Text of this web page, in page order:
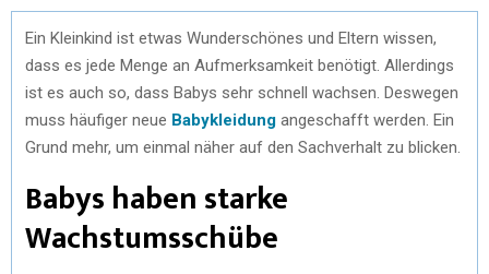
Ein Kleinkind ist etwas Wunderschönes und Eltern wissen,
dass es jede Menge an Aufmerksamkeit benötigt. Allerdings
ist es auch so, dass Babys sehr schnell wachsen. Deswegen
muss häufiger neue Babykleidung angeschafft werden. Ein
Grund mehr, um einmal näher auf den Sachverhalt zu blicken.
Babys haben starke
Wachstumsschübe